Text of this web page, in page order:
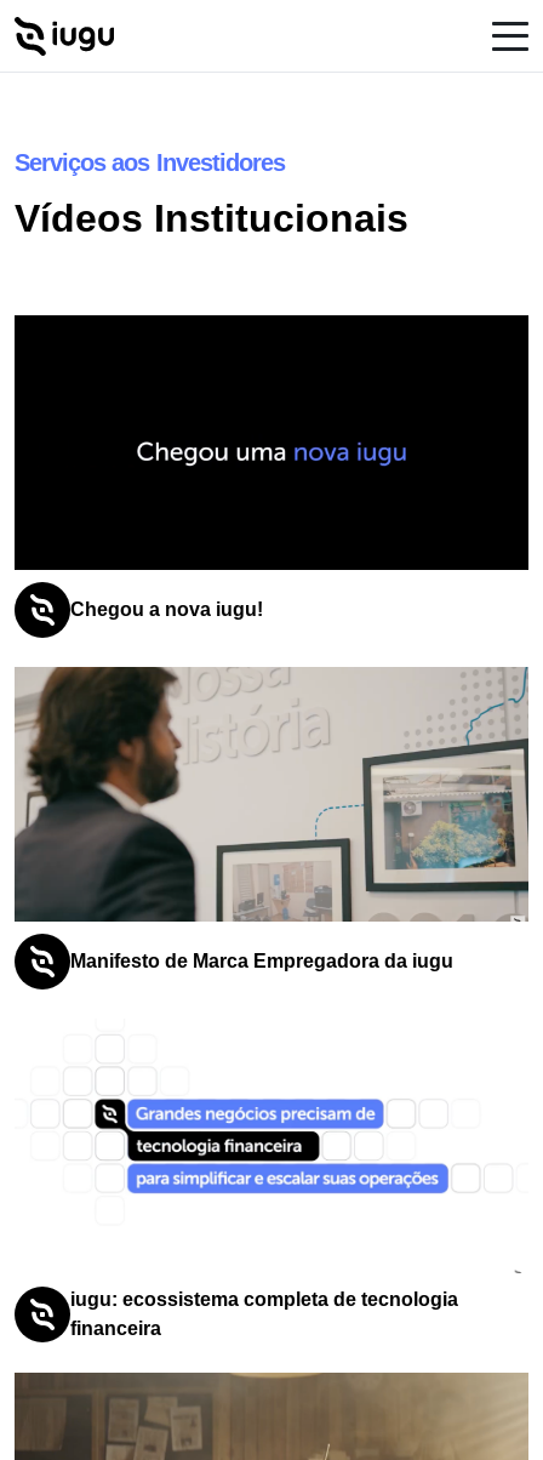
Serviços aos Investidores
Vídeos Institucionais
Chegou a nova iugu!
Manifesto de Marca Empregadora da iugu
iugu: ecossistema completa de tecnologia
financeira